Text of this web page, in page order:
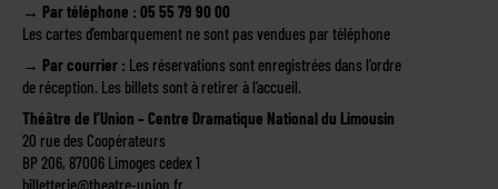
→ Par téléphone : 05 55 79 90 00
Les cartes d’embarquement ne sont pas vendues par téléphone
→ Par courrier : Les réservations sont enregistrées dans l’ordre
de réception. Les billets sont à retirer à l’accueil.
Théâtre de l’Union – Centre Dramatique National du Limousin
20 rue des Coopérateurs
BP 206, 87006 Limoges cedex 1
billetterie@theatre-union.fr